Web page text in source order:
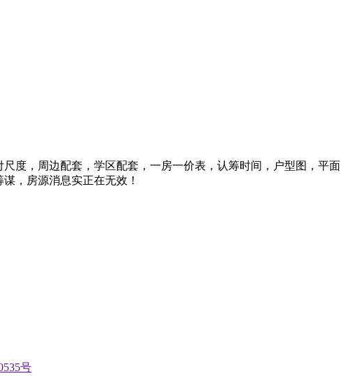
，周边配套，学区配套，一房一价表，认筹时间，户型图，平面
，房源消息实正在无效！
号